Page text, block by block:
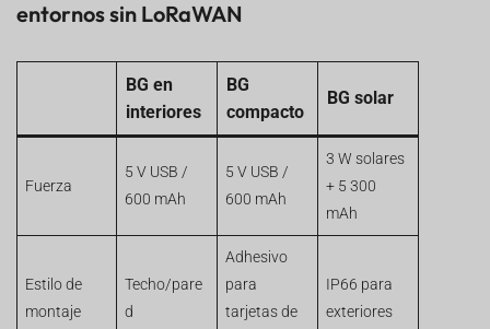
entornos sin LoRaWAN
BG en
interiores
BG
compacto
BG solar
Fuerza
5 V USB /
600 mAh
5 V USB /
600 mAh
3 W solares
+ 5 300
mAh
Estilo de
montaje
Techo/pare
d
Adhesivo
para
tarjetas de
IP66 para
exteriores